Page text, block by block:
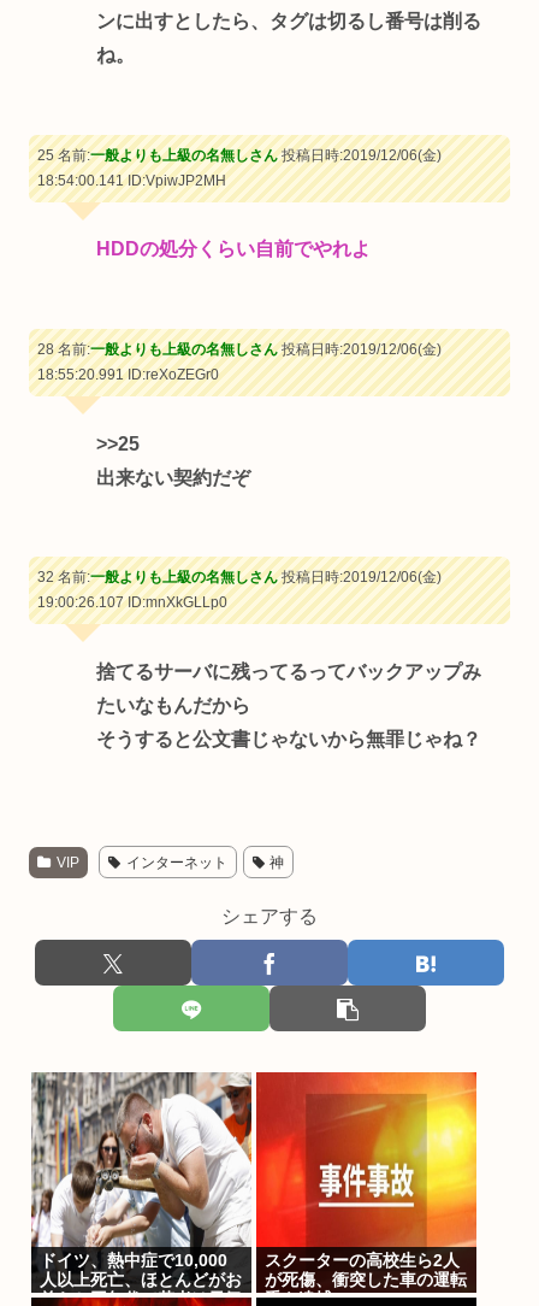
ンに出すとしたら、タグは切るし番号は削る
ね。
25 名前:一般よりも上級の名無しさん投稿日時:2019/12/06(金)
18:54:00.141ID:VpiwJP2MH
HDDの処分くらい自前でやれよ
28 名前:一般よりも上級の名無しさん投稿日時:2019/12/06(金)
18:55:20.991ID:reXoZEGr0
>>25
出来ない契約だぞ
32 名前:一般よりも上級の名無しさん投稿日時:2019/12/06(金)
19:00:26.107ID:mnXkGLLp0
捨てるサーバに残ってるってバックアップみ
たいなもんだから
そうすると公文書じゃないから無罪じゃね？
VIP インターネット 神
シェアする
ドイツ、熱中症で10,000
人以上死亡、ほとんどがお
前らと同年代で若者は元気
スクーターの高校生ら2人
が死傷、衝突した車の運転
手を逮捕